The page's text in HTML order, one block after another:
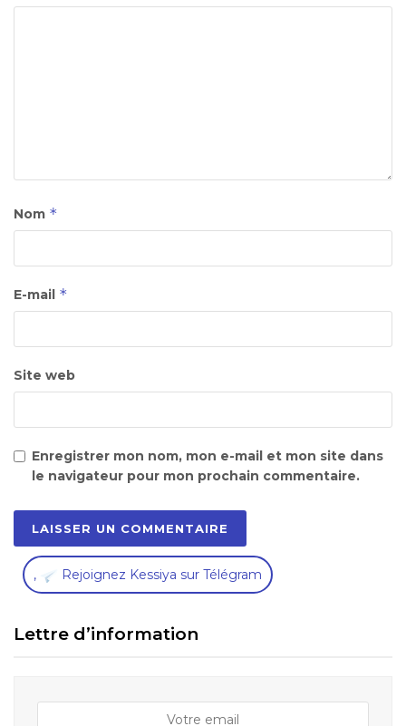
Nom *
E-mail *
Site web
Enregistrer mon nom, mon e-mail et mon site dans
le navigateur pour mon prochain commentaire.
, Rejoignez Kessiya sur Télégram
Lettre d’information